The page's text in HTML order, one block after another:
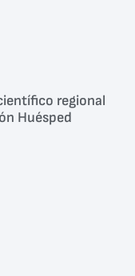
regional
Huésped